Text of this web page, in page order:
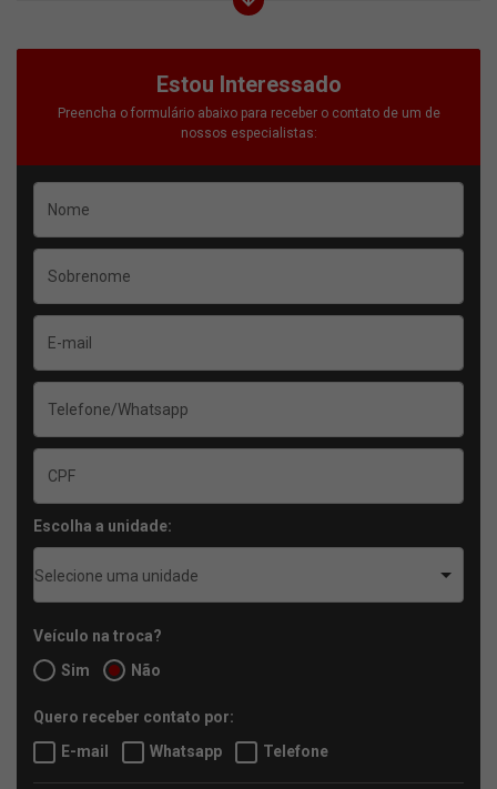
Estou Interessado
Preencha o formulário abaixo para receber o contato de um de
nossos especialistas:
Escolha a unidade:
Selecione uma unidade
Veículo na troca?
Sim
Não
Quero receber contato por:
E-mail
Whatsapp Telefone